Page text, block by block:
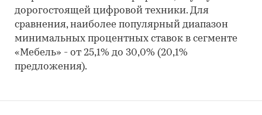
дорогостоящей цифровой техники. Для
сравнения, наиболее популярный диапазон
минимальных процентных ставок в сегменте
«Мебель» - от 25,1% до 30,0% (20,1%
предложения).